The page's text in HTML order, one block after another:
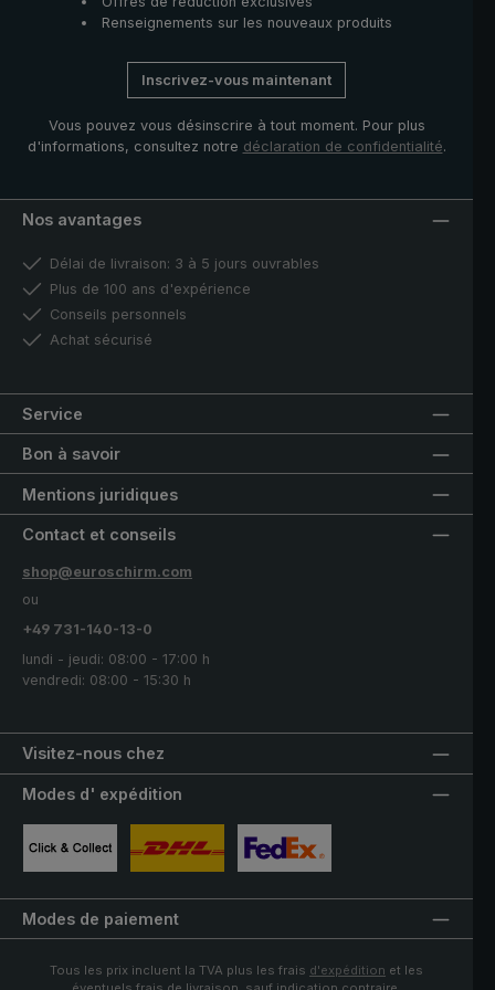
Renseignements sur les nouveaux produits
Inscrivez-vous maintenant
Vous pouvez vous désinscrire à tout moment. Pour plus
d'informations, consultez notre déclaration de confidentialité.
Nos avantages
Délai de livraison: 3 à 5 jours ouvrables
Plus de 100 ans d'expérience
Conseils personnels
Achat sécurisé
Service
Bon à savoir
Mentions juridiques
Visitez-nous chez
Contact et conseils
shop@euroschirm.com
ou
+49 731-140-13-0
lundi - jeudi: 08:00 - 17:00 h
vendredi: 08:00 - 15:30 h
Modes d' expédition
Modes de paiement
Tous les prix incluent la TVA plus les frais d'expédition et les